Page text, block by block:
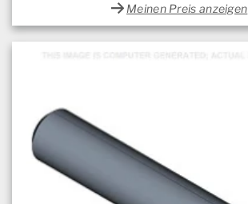
Meinen Preis anzeigen